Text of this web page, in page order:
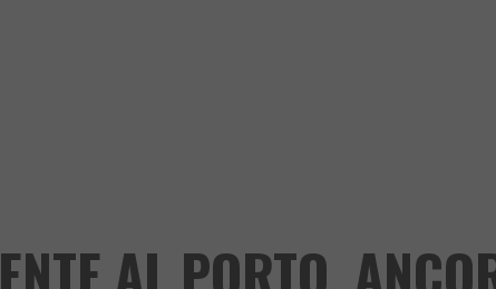
AL PORTO,